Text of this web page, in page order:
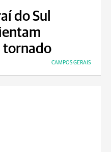
do Sul
tornado
CAMPOS GERAIS